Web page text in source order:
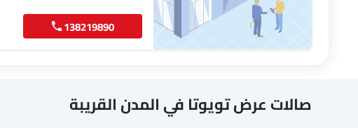
138219890
صالات عرض تويوتا في المدن القريبة